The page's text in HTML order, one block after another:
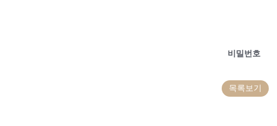
비밀번호
목록보기